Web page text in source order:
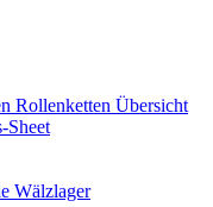
Rollenketten Übersicht
Sheet
Wälzlager